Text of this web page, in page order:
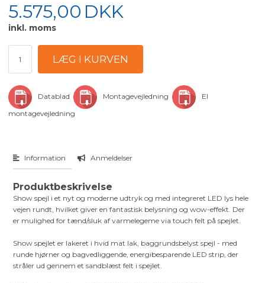
5.575,00 DKK
inkl. moms
Datablad Montagevejledning
El
montagevejledning
Information Anmeldelser
Produktbeskrivelse
Show spejl i et nyt og moderne udtryk og med integreret LED lys hele
vejen rundt, hvilket giver en fantastisk belysning og wow-effekt. Der
er mulighed for tænd/sluk af varmelegeme via touch felt på spejlet.
Show spejlet er lakeret i hvid mat lak, baggrundsbelyst spejl - med
runde hjørner og bagvedliggende, energibesparende LED strip, der
stråler ud gennem et sandblæst felt i spejlet.